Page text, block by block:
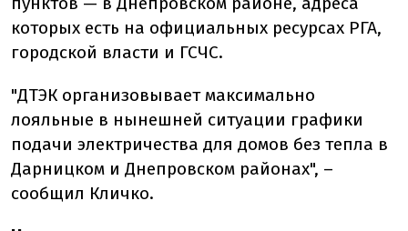
которых есть на официальных ресурсах РГА,
городской власти и ГСЧС.
"ДТЭК организовывает максимально
лояльные в нынешней ситуации графики
подачи электричества для домов без тепла в
Дарницком и Днепровском районах", –
сообщил Кличко.